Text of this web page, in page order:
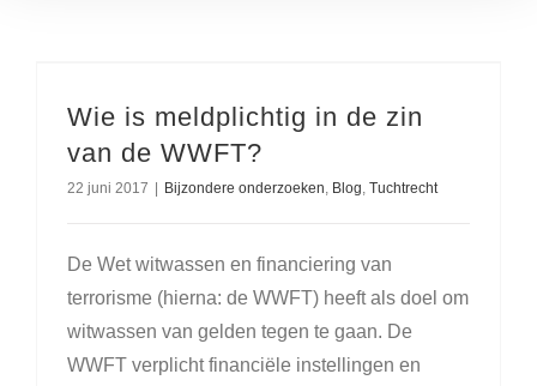
Wie is meldplichtig in de zin
van de WWFT?
22 juni 2017 | Bijzondere onderzoeken Blog Tuchtrecht
De Wet witwassen en financiering van
terrorisme (hierna: de WWFT) heeft als doel om
witwassen van gelden tegen te gaan. De
WWFT verplicht financiële instellingen en